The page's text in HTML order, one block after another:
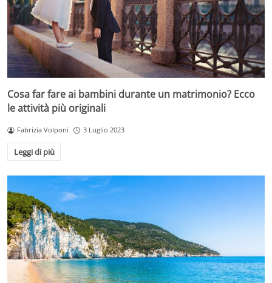
Cosa far fare ai bambini durante un matrimonio? Ecco
le attività più originali
Fabrizia Volponi 3 Luglio 2023
Leggi di più